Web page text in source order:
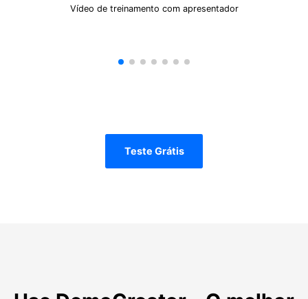
Vídeo de treinamento com apresentador
Teste Grátis